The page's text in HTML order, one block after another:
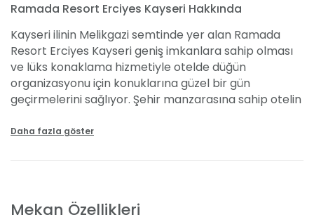
Ramada Resort Erciyes Kayseri Hakkında
Kayseri ilinin Melikgazi semtinde yer alan Ramada
Resort Erciyes Kayseri geniş imkanlara sahip olması
ve lüks konaklama hizmetiyle otelde düğün
organizasyonu için konuklarına güzel bir gün
geçirmelerini sağlıyor. Şehir manzarasına sahip otelin
içerisinde davet alanı olarak kapalı alan yer alıyor.
Daha fazla göster
Mekan Özellikleri